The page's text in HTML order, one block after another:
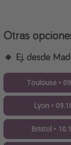
Otras
🔸 Ej. desde
Toulouse ‣
Lyon ‣
Bristol ‣